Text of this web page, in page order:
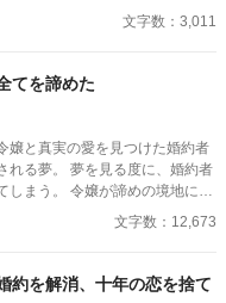
る。 幼馴染ばかりを
文字数：3,011
てを諦めた
嬢と真実の愛を見つけた婚約者
れる夢。 夢を見る度に、婚約者
しまう。 令嬢が諦めの境地に至
ったのだった。 三話完結予定。
文字数：12,673
約を解消、十年の恋を捨て